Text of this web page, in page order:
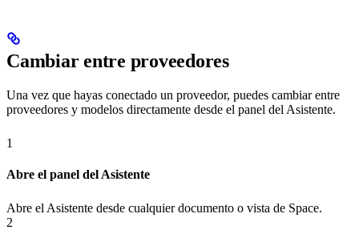
Cambiar entre proveedores
Una vez que hayas conectado un proveedor, puedes cambiar entre
proveedores y modelos directamente desde el panel del Asistente.
1
Abre el panel del Asistente
Abre el Asistente desde cualquier documento o vista de Space.
2